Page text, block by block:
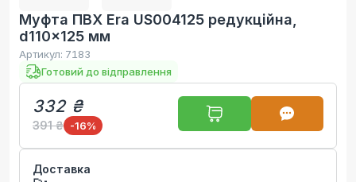
Муфта ПВХ Era US004125 редукційна,
d110x125 мм
Артикул: 7183
Готовий до відправлення
332 ₴
391 ₴ -16%
Доставка